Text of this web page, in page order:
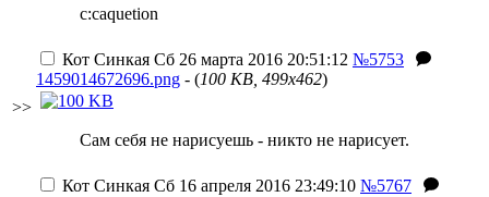
c:caquetion
>>
Кот Синкая Сб 26 марта 2016 20:51:12 №5753
1459014672696.png - (100 KB, 499x462)
Сам себя не нарисуешь - никто не нарисует.
Кот Синкая Сб 16 апреля 2016 23:49:10 №5767